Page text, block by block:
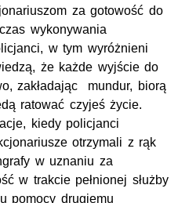
za gotowość do
wykonywania
w tym wyróżnieni
że każde wyjście do
zakładając mundur, biorą
ratować czyjeś życie.
kiedy policjanci
otrzymali z rąk
w uznaniu za
w trakcie pełnionej służby
pomocy drugiemu